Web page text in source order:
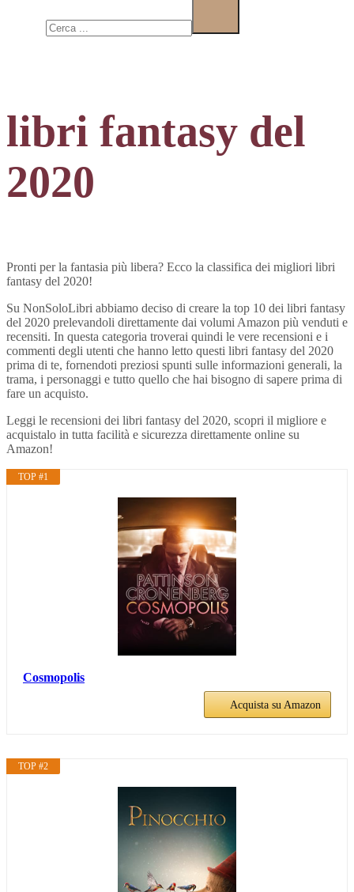
libri fantasy del
2020
Pronti per la fantasia più libera? Ecco la classifica dei migliori libri
fantasy del 2020!
Su NonSoloLibri abbiamo deciso di creare la top 10 dei libri fantasy
del 2020 prelevandoli direttamente dai volumi Amazon più venduti e
recensiti. In questa categoria troverai quindi le vere recensioni e i
commenti degli utenti che hanno letto questi libri fantasy del 2020
prima di te, fornendoti preziosi spunti sulle informazioni generali, la
trama, i personaggi e tutto quello che hai bisogno di sapere prima di
fare un acquisto.
Leggi le recensioni dei libri fantasy del 2020, scopri il migliore e
acquistalo in tutta facilità e sicurezza direttamente online su
Amazon!
TOP #1
Cosmopolis
Acquista su Amazon
TOP #2